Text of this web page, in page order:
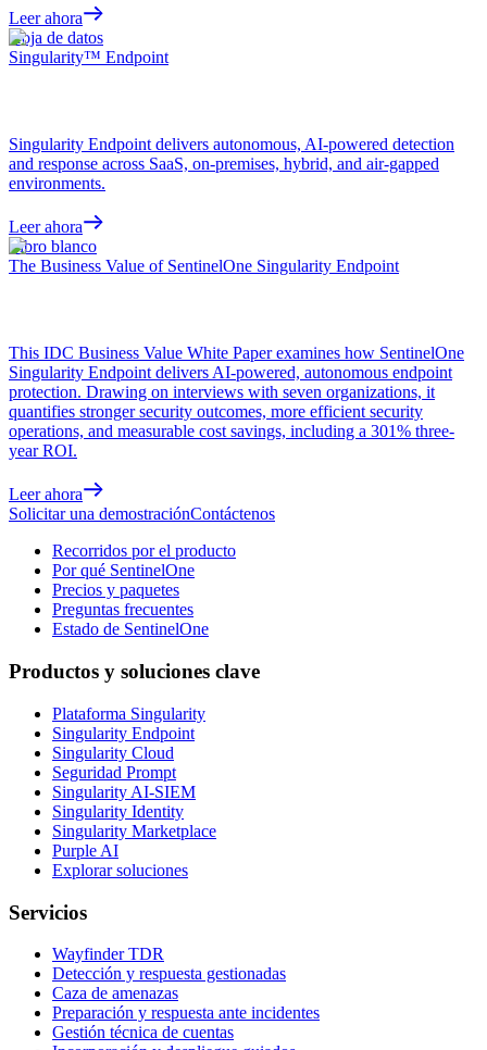
Leer ahora
Hoja de datos
Singularity™ Endpoint
Singularity Endpoint delivers autonomous, AI-powered detection
and response across SaaS, on-premises, hybrid, and air-gapped
environments.
Leer ahora
Libro blanco
The Business Value of SentinelOne Singularity Endpoint
This IDC Business Value White Paper examines how SentinelOne
Singularity Endpoint delivers AI-powered, autonomous endpoint
protection. Drawing on interviews with seven organizations, it
quantifies stronger security outcomes, more efficient security
operations, and measurable cost savings, including a 301% three-
year ROI.
Leer ahora
Solicitar una demostraciónContáctenos
Recorridos por el producto
Por qué SentinelOne
Precios y paquetes
Preguntas frecuentes
Estado de SentinelOne
Productos y soluciones clave
Plataforma Singularity
Singularity Endpoint
Singularity Cloud
Seguridad Prompt
Singularity AI-SIEM
Singularity Identity
Singularity Marketplace
Purple AI
Explorar soluciones
Servicios
Wayfinder TDR
Detección y respuesta gestionadas
Caza de amenazas
Preparación y respuesta ante incidentes
Gestión técnica de cuentas